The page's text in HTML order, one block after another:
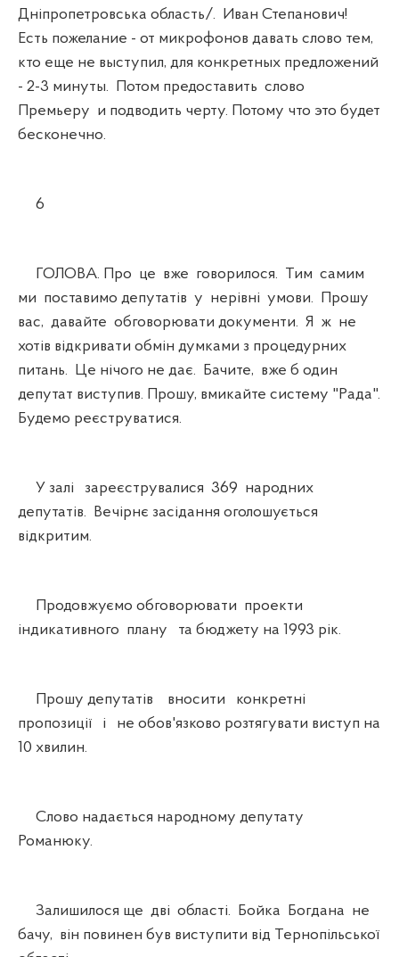
Дніпропетровська область/. Иван Степанович!
Есть пожелание - от микрофонов давать слово тем,
кто еще не выступил, для конкретных предложений
- 2-3 минуты. Потом предоставить слово
Премьеру и подводить черту. Потому что это будет
бесконечно.
6
ГОЛОВА. Про це вже говорилося. Тим самим
ми поставимо депутатів у нерівні умови. Прошу
вас, давайте обговорювати документи. Я ж не
хотів відкривати обмін думками з процедурних
питань. Це нічого не дає. Бачите, вже б один
депутат виступив. Прошу, вмикайте систему "Рада".
Будемо реєструватися.
У залі зареєструвалися 369 народних
депутатів. Вечірнє засідання оголошується
відкритим.
Продовжуємо обговорювати проекти
індикативного плану та бюджету на 1993 рік.
Прошу депутатів вносити конкретні
пропозиції і не обов'язково розтягувати виступ на
10 хвилин.
Слово надається народному депутату
Романюку.
Залишилося ще дві області. Бойка Богдана не
бачу, він повинен був виступити від Тернопільської